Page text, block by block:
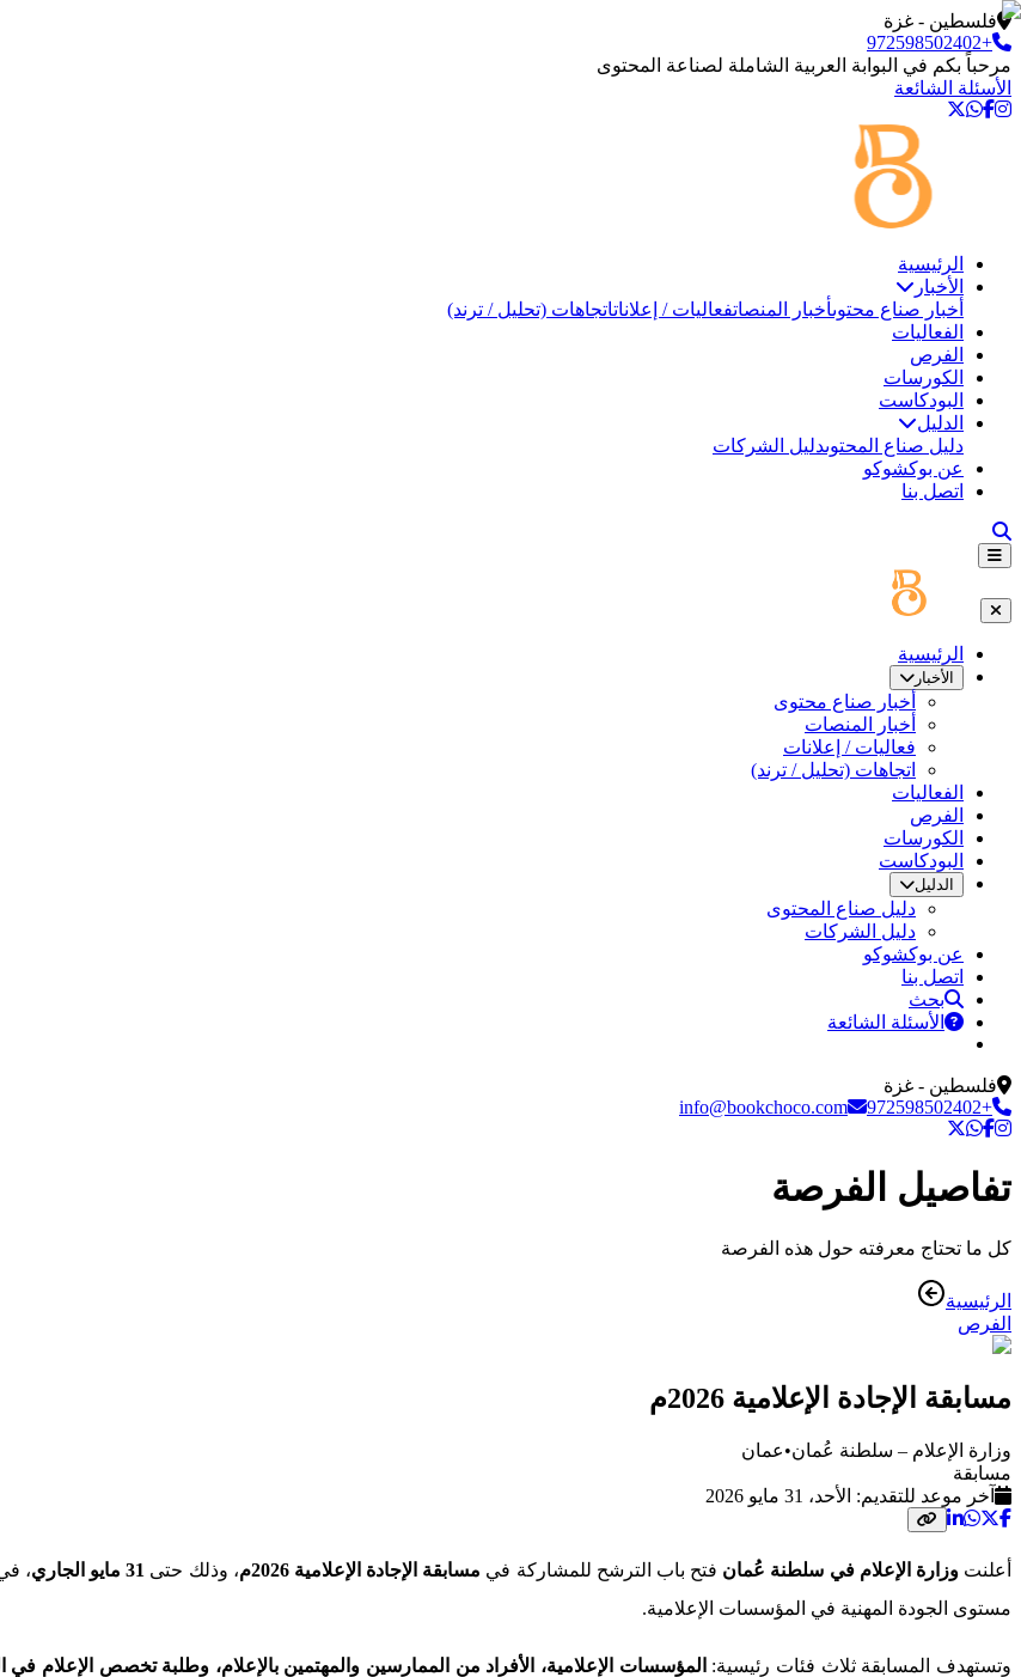
فلسطين - غزة
+972598502402
مرحباً بكم في البوابة العربية الشاملة لصناعة المحتوى
الأسئلة الشائعة
الرئيسية
الأخبار
أخبار صناع محتوىأخبار المنصاتفعاليات / إعلاناتاتجاهات (تحليل / ترند)
الفعاليات
الفرص
الكورسات
البودكاست
الدليل
دليل صناع المحتوىدليل الشركات
عن بوكشوكو
اتصل بنا
الرئيسية
الأخبار
أخبار صناع محتوى
أخبار المنصات
فعاليات / إعلانات
اتجاهات (تحليل / ترند)
الفعاليات
الفرص
الكورسات
البودكاست
الدليل
دليل صناع المحتوى
دليل الشركات
عن بوكشوكو
اتصل بنا
بحث
الأسئلة الشائعة
فلسطين - غزة
+972598502402
info@bookchoco.com
تفاصيل الفرصة
كل ما تحتاج معرفته حول هذه الفرصة
الرئيسية
الفرص
مسابقة الإجادة الإعلامية 2026م
وزارة الإعلام – سلطنة عُمان•عمان
مسابقة
آخر موعد للتقديم: الأحد، 31 مايو 2026
أعلنتوزارة الإعلام في سلطنة عُمان فتح باب الترشح للمشاركة في مسابقة الإجادة الإعلامية 2026م ، وذلك حتى 31 مايو الجاري
،
مستوى الجودة المهنية في المؤسسات الإعلامية.
وتستهدف المسابقة ثلاث فئات رئيسية: المؤسسات الإعلامية، الأفراد من الممارسين والمهتمين بالإعلام، وطلبة تخصص الإعلام في